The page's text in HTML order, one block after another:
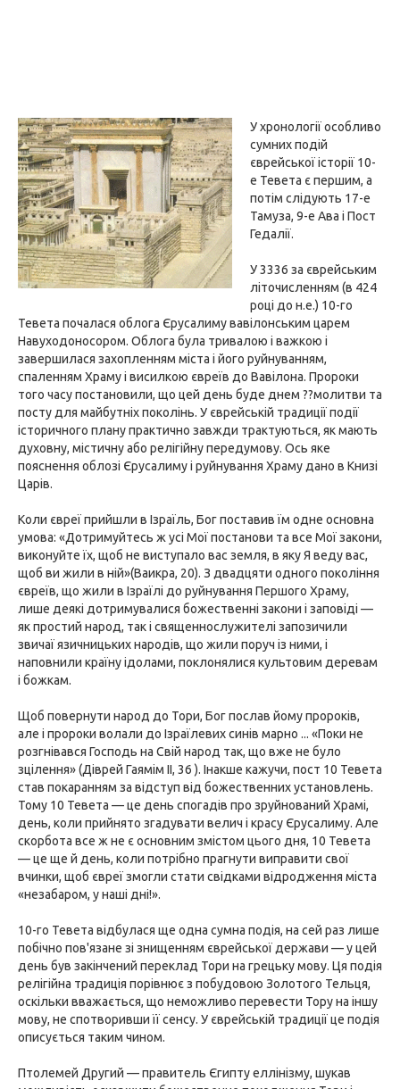
У хронології особливо
сумних подій
єврейської історії 10-
е Тевета є першим, а
потім слідують 17-е
Тамуза, 9-е Ава і Пост
Гедалії.
У 3336 за єврейським
літочисленням (в 424
році до н.е.) 10-го
Тевета почалася облога Єрусалиму вавілонським царем
Навуходоносором. Облога була тривалою і важкою і
завершилася захопленням міста і його руйнуванням,
спаленням Храму і висилкою євреїв до Вавілона. Пророки
того часу постановили, що цей день буде днем ??молитви та
посту для майбутніх поколінь. У єврейській традиції події
історичного плану практично завжди трактуються, як мають
духовну, містичну або релігійну передумову. Ось яке
пояснення облозі Єрусалиму і руйнування Храму дано в Книзі
Царів.
Коли євреї прийшли в Ізраїль, Бог поставив їм одне основна
умова: «Дотримуйтесь ж усі Мої постанови та все Мої закони,
виконуйте їх, щоб не виступало вас земля, в яку Я веду вас,
щоб ви жили в ній»(Ваикра, 20). З двадцяти одного покоління
євреїв, що жили в Ізраїлі до руйнування Першого Храму,
лише деякі дотримувалися божественні закони і заповіді —
як простий народ, так і священнослужителі запозичили
звичаї язичницьких народів, що жили поруч із ними, і
наповнили країну ідолами, поклонялися культовим деревам
і божкам.
Щоб повернути народ до Тори, Бог послав йому пророків,
але і пророки волали до Ізраїлевих синів марно ... «Поки не
розгнівався Господь на Свій народ так, що вже не було
зцілення» (Діврей Гаямім II, 36 ). Інакше кажучи, пост 10 Тевета
став покаранням за відступ від божественних установлень.
Тому 10 Тевета — це день спогадів про зруйнований Храмі,
день, коли прийнято згадувати велич і красу Єрусалиму. Але
скорбота все ж не є основним змістом цього дня, 10 Тевета
— це ще й день, коли потрібно прагнути виправити свої
вчинки, щоб євреї змогли стати свідками відродження міста
«незабаром, у наші дні!».
10-го Тевета відбулася ще одна сумна подія, на сей раз лише
побічно пов'язане зі знищенням єврейської держави — у цей
день був закінчений переклад Тори на грецьку мову. Ця подія
релігійна традиція порівнює з побудовою Золотого Тельця,
оскільки вважається, що неможливо перевести Тору на іншу
мову, не спотворивши її сенсу. У єврейській традиції це подія
описується таким чином.
Птолемей Другий — правитель Єгипту еллінізму, шукав